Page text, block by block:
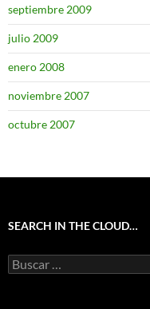
septiembre 2009
julio 2009
enero 2008
noviembre 2007
octubre 2007
SEARCH IN THE CLOUD…
Buscar: